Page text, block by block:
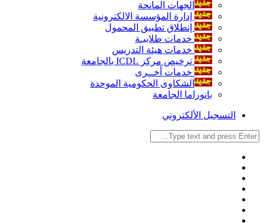
الجهات المانحة
إدارة المؤسسة الالكترونية
إنطلاق تطبيق المحمول
خدمات طلابيـة
خدمات هيئة التدريس
ترخيص مركز ICDL بالجامعة
خدمات أخــرى
الشكاوى الحكومية الموحدة
بانوراما الجامعة
التسجيل الألكتروني